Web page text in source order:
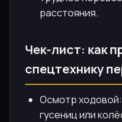
расстояния.
Чек-лист: как
спецтехнику
Осмотр
гусениц или